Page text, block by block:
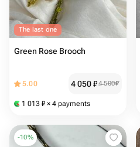
The last one
Green Rose Brooch
5.00 4 050₽4 500₽
1 013 ₽ × 4 payments
-10%